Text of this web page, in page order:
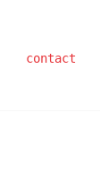
contact